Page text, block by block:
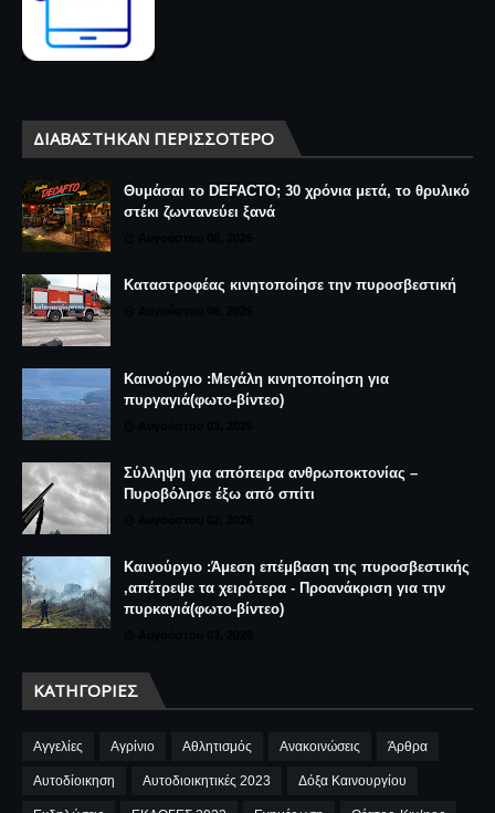
ΔΙΑΒΆΣΤΗΚΑΝ ΠΕΡΙΣΣΌΤΕΡΟ
Θυμάσαι το DEFACTO; 30 χρόνια μετά, το θρυλικό
στέκι ζωντανεύει ξανά
Καταστροφέας κινητοποίησε την πυροσβεστική
Καινούργιο :Μεγάλη κινητοποίηση για
πυργαγιά(φωτο-βίντεο)
Σύλληψη για απόπειρα ανθρωποκτονίας –
Πυροβόλησε έξω από σπίτι
Καινούργιο :Άμεση επέμβαση της πυροσβεστικής
,απέτρεψε τα χειρότερα - Προανάκριση για την
πυρκαγιά(φωτο-βίντεο)
ΚΑΤΗΓΟΡΊΕΣ
Αγγελίες Αγρίνιο Αθλητισμός Ανακοινώσεις Άρθρα
Αυτοδίοικηση Αυτοδιοικητικές 2023 Δόξα Καινουργίου